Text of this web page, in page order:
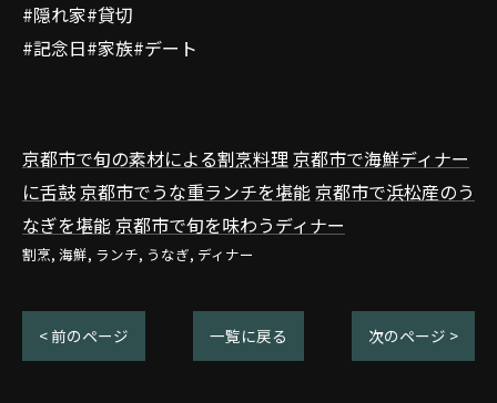
#隠れ家#貸切
#記念日#家族#デート
京都市で旬の素材による割烹料理京都市で海鮮ディナー
に舌鼓京都市でうな重ランチを堪能京都市で浜松産のう
なぎを堪能京都市で旬を味わうディナー
割烹 海鮮 ランチ うなぎ ディナー
< 前のページ 一覧に戻る 次のページ >